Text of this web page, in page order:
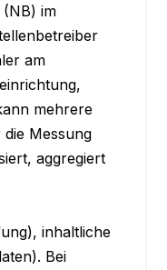
im
am
mehrere
Messung
aggregiert
inhaltliche
Bei